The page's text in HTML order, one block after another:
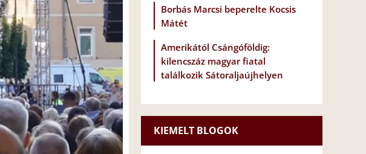
Borbás Marcsi beperelte Kocsis
Mátét
Amerikától Csángóföldig:
kilencszáz magyar fiatal
találkozik Sátoraljaújhelyen
KIEMELT BLOGOK